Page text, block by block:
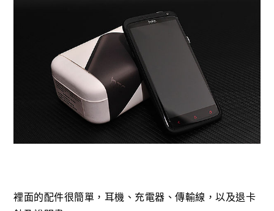
裡面的配件很簡單，耳機、充電器、傳輸線，以及退卡